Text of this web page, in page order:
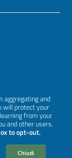
aggregating and
will protect your
from your
and other users.
to opt-out.
Chiudi